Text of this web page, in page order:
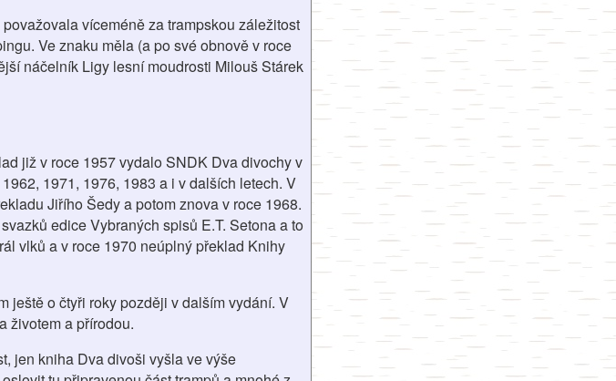
víceméně za trampskou záležitost
Ve znaku měla (a po své obnově v roce
náčelník Ligy lesní moudrosti Milouš Stárek
již v roce 1957 vydalo SNDK Dva divochy v
1971, 1976, 1983 a i v dalších letech. V
Jiřího Šedy a potom znova v roce 1968.
edice Vybraných spisů E.T. Setona a to
vlků a v roce 1970 neúplný překlad Knihy
ještě o čtyři roky později v dalším vydání. V
životem a přírodou.
jen kniha Dva divoši vyšla ve výše